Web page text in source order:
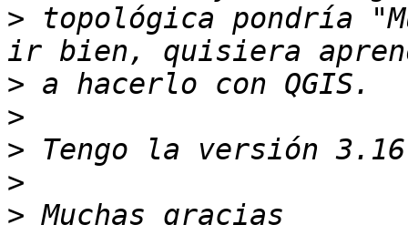
> topológica pondría
>
>
>
>
>